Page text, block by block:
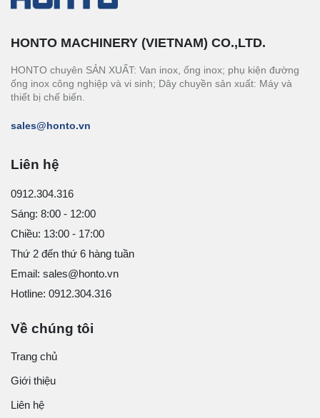
HONTO MACHINERY (VIETNAM) CO.,LTD.
HONTO chuyên SẢN XUẤT: Van inox, ống inox; phụ kiện đường
ống inox công nghiệp và vi sinh; Dây chuyền sản xuất: Máy và
thiết bị chế biến.
sales@honto.vn
Liên hệ
0912.304.316
Sáng: 8:00 - 12:00
Chiều: 13:00 - 17:00
Thứ 2 đến thứ 6 hàng tuần
Email: sales@honto.vn
Hotline: 0912.304.316
Về chúng tôi
Trang chủ
Giới thiệu
Liên hệ